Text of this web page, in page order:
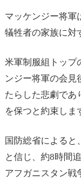
マッケンジー将軍
犠牲者の家族に対
米軍制服組トップ
ンジー将軍の会見
たらした悲劇であ
を保つと約束しま
国防総省によると
と信じ、約8時間
アフガニスタン戦